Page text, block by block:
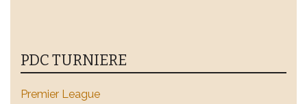
PDC TURNIERE
Premier League